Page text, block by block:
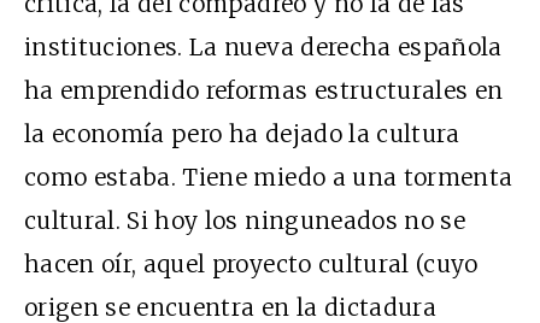
instituciones. La nueva derecha española
ha emprendido reformas estructurales en
la economía pero ha dejado la cultura
como estaba. Tiene miedo a una tormenta
cultural. Si hoy los ninguneados no se
hacen oír, aquel proyecto cultural (cuyo
origen se encuentra en la dictadura